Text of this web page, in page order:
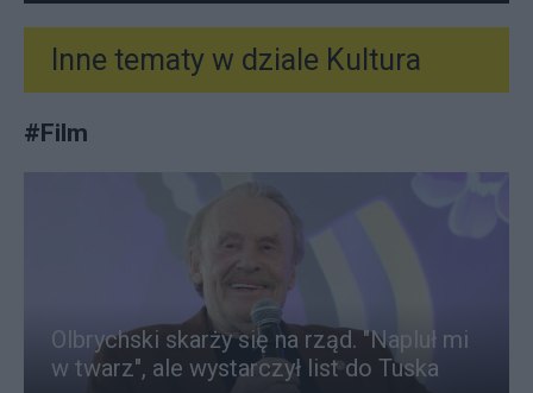
Inne tematy w dziale Kultura
#Film
Olbrychski skarży się na rząd. "Napluł mi
w twarz", ale wystarczył list do Tuska